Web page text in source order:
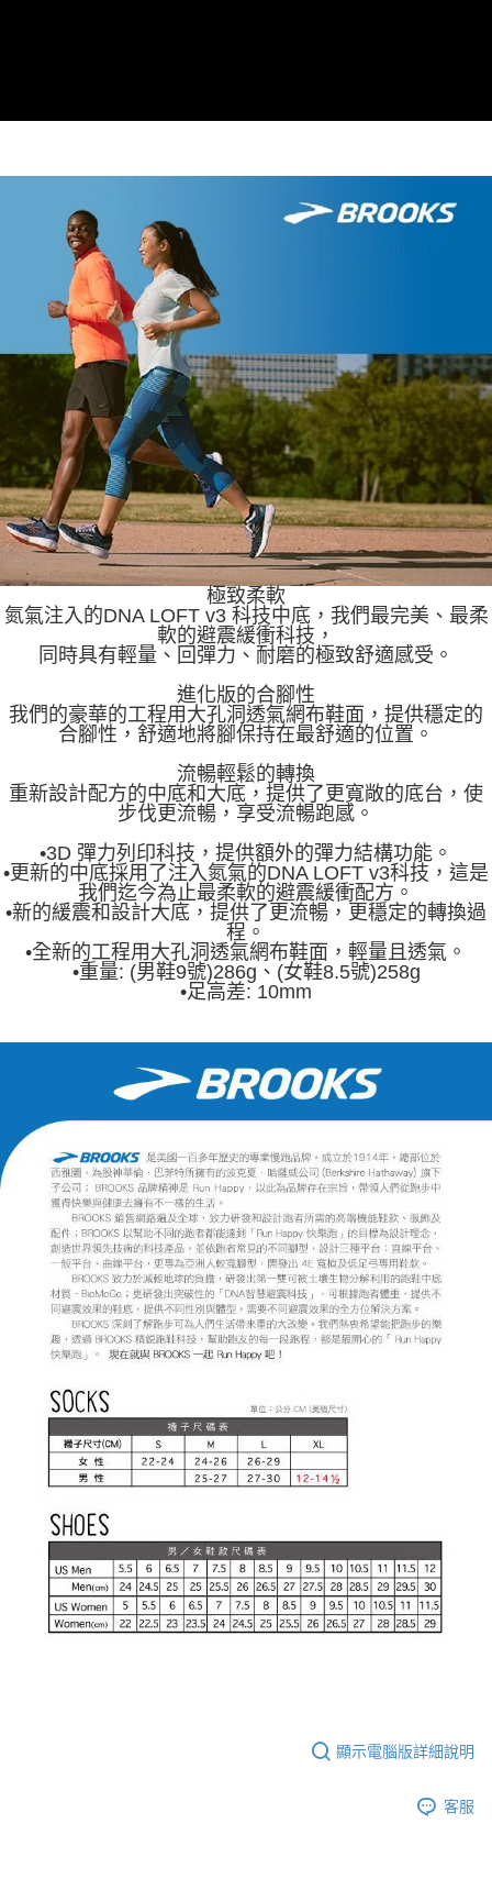
極致柔軟
氮氣注入的DNA LOFT v3 科技中底，我們最完美、最柔
軟的避震緩衝科技，
同時具有輕量、回彈力、耐磨的極致舒適感受。
進化版的合腳性
我們的豪華的工程用大孔洞透氣網布鞋面，提供穩定的
合腳性，舒適地將腳保持在最舒適的位置。
流暢輕鬆的轉換
重新設計配方的中底和大底，提供了更寬敞的底台，使
步伐更流暢，享受流暢跑感。
•3D 彈力列印科技，提供額外的彈力結構功能。
•更新的中底採用了注入氮氣的DNA LOFT v3科技，這是
我們迄今為止最柔軟的避震緩衝配方。
•新的緩震和設計大底，提供了更流暢，更穩定的轉換過
程。
•全新的工程用大孔洞透氣網布鞋面，輕量且透氣。
•重量: (男鞋9號)286g、(女鞋8.5號)258g
•足高差: 10mm
顯示電腦版詳細說明
客服